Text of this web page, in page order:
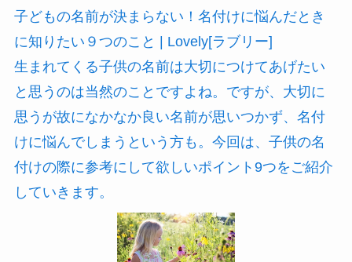
子どもの名前が決まらない！名付けに悩んだとき
に知りたい９つのこと | Lovely[ラブリー]
生まれてくる子供の名前は大切につけてあげたい
と思うのは当然のことですよね。ですが、大切に
思うが故になかなか良い名前が思いつかず、名付
けに悩んでしまうという方も。今回は、子供の名
付けの際に参考にして欲しいポイント9つをご紹介
していきます。